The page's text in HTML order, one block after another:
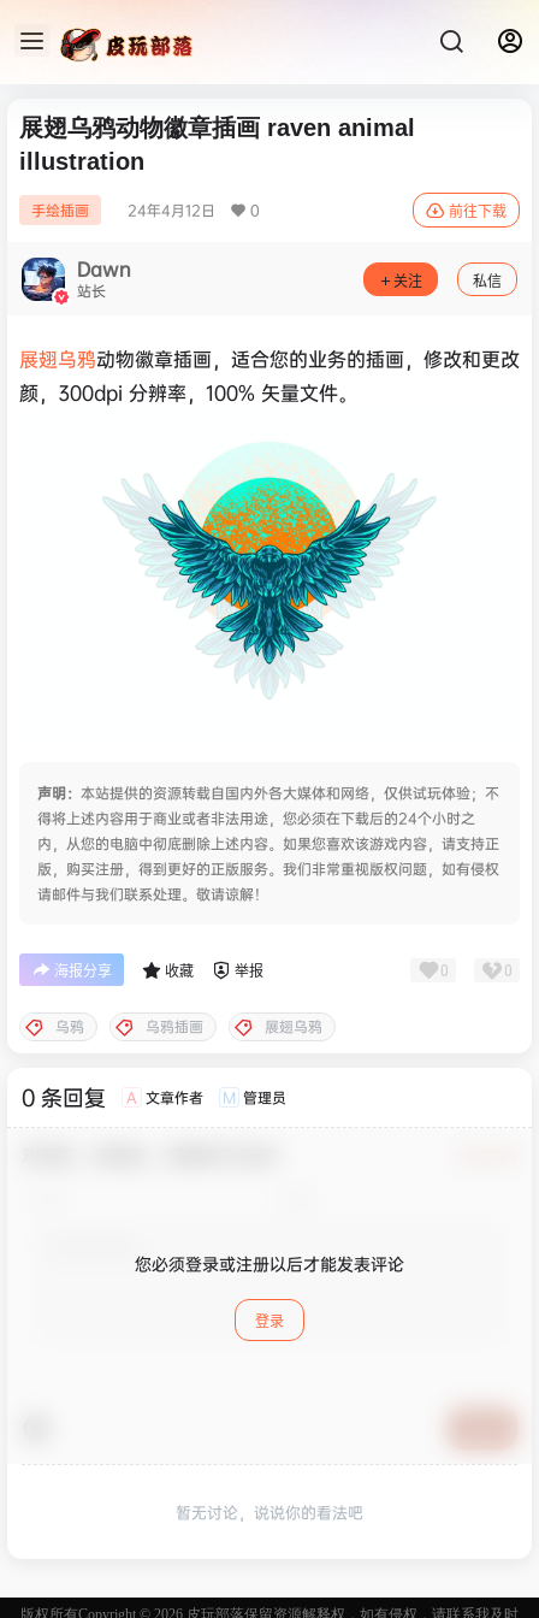
展翅乌鸦动物徽章插画 raven animal
illustration
手绘插画 24年4月12日 0 前往下载
Dawn
站长 关注 私信
展翅乌鸦动物徽章插画，适合您的业务的插画，修改和更改
颜，300dpi 分辨率，100% 矢量文件。
声明： 本站提供的资源转载自国内外各大媒体和网络，仅供试玩体验；不
得将上述内容用于商业或者非法用途，您必须在下载后的24个小时之
内，从您的电脑中彻底删除上述内容。如果您喜欢该游戏内容，请支持正
版，购买注册，得到更好的正版服务。我们非常重视版权问题，如有侵权
请邮件与我们联系处理。敬请谅解！
海报分享 收藏 举报 0 0
乌鸦 乌鸦插画 展翅乌鸦
0 条回复 A 文章作者 M 管理员
您必须登录或注册以后才能发表评论
登录
暂无讨论，说说你的看法吧
版权所有Copyright © 2026 皮玩部落保留资源解释权，如有侵权，请联系我及时